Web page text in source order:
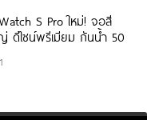
S Pro ใหม่! จอสี
ดีไซน์พรีเมียม กันน้ำ 50